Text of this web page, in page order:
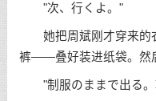
"次、行くよ。"
她把周斌刚才穿来的
裤——叠好装进纸袋。然
"制服のままで出る。